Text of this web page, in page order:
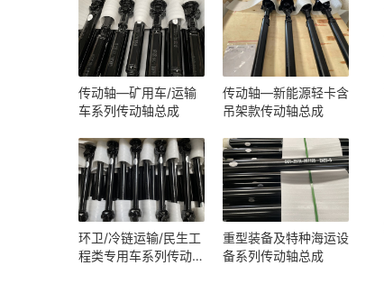
传动轴—矿用车/运输
车系列传动轴总成
传动轴—新能源轻卡含
吊架款传动轴总成
环卫/冷链运输/民生工
程类专用车系列传动轴
重型装备及特种海运设
备系列传动轴总成